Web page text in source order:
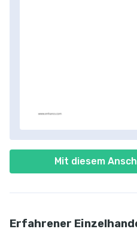
Mit diesem
Erfahrener